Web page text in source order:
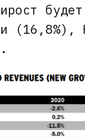
(16,8%),